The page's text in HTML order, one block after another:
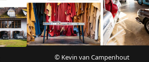
© Kevin van Campenhout